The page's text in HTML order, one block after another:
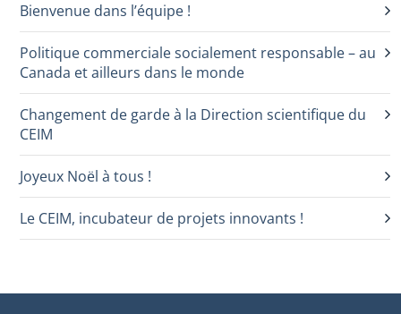
Bienvenue dans l’équipe !
Politique commerciale socialement responsable – au
Canada et ailleurs dans le monde
Changement de garde à la Direction scientifique du
CEIM
Joyeux Noël à tous !
Le CEIM, incubateur de projets innovants !